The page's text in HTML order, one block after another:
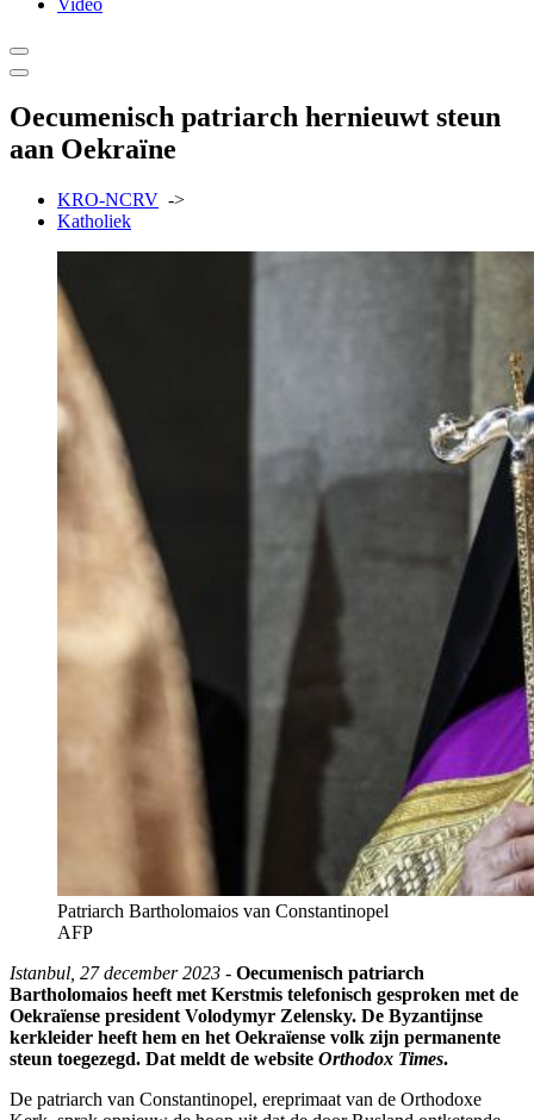
Video
Oecumenisch patriarch hernieuwt steun
aan Oekraïne
KRO-NCRV ->
Katholiek
Patriarch Bartholomaios van Constantinopel
AFP
Istanbul, 27 december 2023 - Oecumenisch patriarch
Bartholomaios heeft met Kerstmis telefonisch gesproken met de
Oekraïense president Volodymyr Zelensky. De Byzantijnse
kerkleider heeft hem en het Oekraïense volk zijn permanente
steun toegezegd. Dat meldt de website Orthodox Times.
De patriarch van Constantinopel, ereprimaat van de Orthodoxe